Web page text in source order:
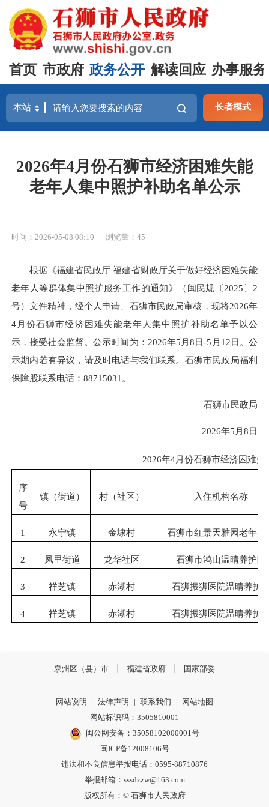
首页 市政府 政务公开 解读回应 办事服务
长者模式
2026年4月份石狮市经济困难失能
老年人集中照护补助名单公示
时间：2026-05-08 08:10 浏览量： 45
根据《福建省民政厅 福建省财政厅关于做好经济困难失能
老年人等群体集中照护服务工作的通知》（闽民规〔2025〕2
号）文件精神，经个人申请、石狮市民政局审核，现将2026年
4月份石狮市经济困难失能老年人集中照护补助名单予以公
示，接受社会监督。公示时间为：2026年5月8日-5月12日。公
示期内若有异议，请及时电话与我们联系。石狮市民政局福利
保障股联系电话：88715031。
石狮市民政局
2026年5月8日
2026年4月份石狮市经济困难失
序
号
镇（街道） 村（社区） 入住机构名称
1 永宁镇 金埭村 石狮市红景天雅园老年公
2 凤里街道 龙华社区 石狮市鸿山温晴养护院
3 祥芝镇 赤湖村 石狮振狮医院温晴养护
4 祥芝镇 赤湖村 石狮振狮医院温晴养护
泉州区（县）市 福建省政府 国家部委
网站说明 | 法律声明 | 联系我们 |
网站地图
网站标识码：3505810001
闽公网安备：35058102000001号
闽ICP备12008106号
违法和不良信息举报电话：0595-88710876
举报邮箱：sssdzzw@163.com
版权所有：© 石狮市人民政府